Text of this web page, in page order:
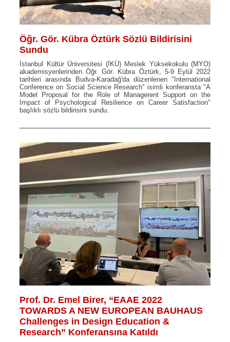
Öğr. Gör. Kübra Öztürk Sözlü Bildirisini
Sundu
İstanbul Kültür Üniversitesi (İKÜ) Meslek Yüksekokulu (MYO)
akademisyenlerinden Öğr. Gör. Kübra Öztürk, 5-9 Eylül 2022
tarihleri arasında Budva-Karadağ'da düzenlenen "International
Conference on Social Science Research" isimli konferansta "A
Model Proposal for the Role of Managerent Support on the
Impact of Psychological Resilience on Career Satisfaction"
başlıklı sözlü bildirisini sundu.
Prof. Dr. Emel Birer, “EAAE 2022
TOWARDS A NEW EUROPEAN BAUHAUS
Challenges in Design Education &
Research” Konferansına Katıldı